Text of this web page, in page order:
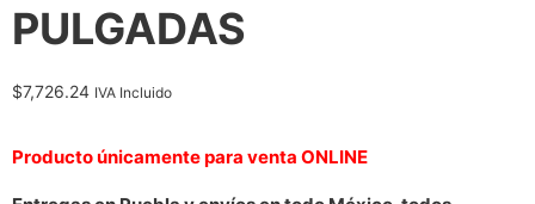
PULGADAS
$7,726.24 IVA Incluido
Producto únicamente para venta ONLINE